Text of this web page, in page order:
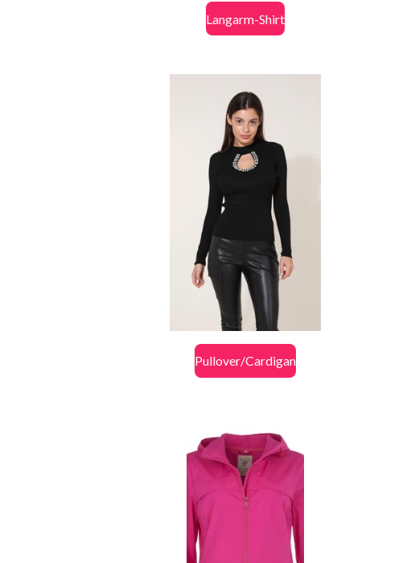
Langarm-Shirt
Pullover/Cardigan